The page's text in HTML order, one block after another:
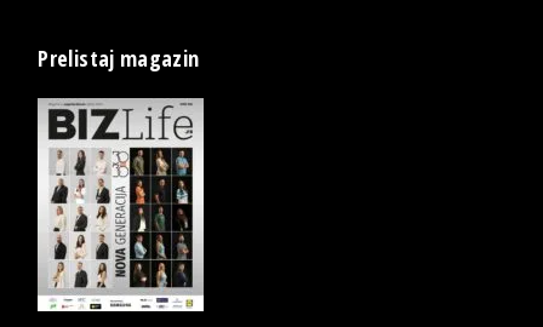
Prelistaj magazin